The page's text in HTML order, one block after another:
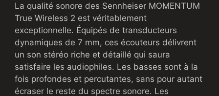
La qualité sonore des Sennheiser MOMENTUM
True Wireless 2 est véritablement
exceptionnelle. Équipés de transducteurs
dynamiques de 7 mm, ces écouteurs délivrent
un son stéréo riche et détaillé qui saura
satisfaire les audiophiles. Les basses sont à la
fois profondes et percutantes, sans pour autant
écraser le reste du spectre sonore. Les